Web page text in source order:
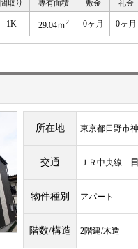
間取り 専有面積 敷金 礼金
1K 29.04ｍ2 0ヶ月 0ヶ月
所在地 東京都日野市
交通 ＪＲ中央線
物件種別 アパート
階数/構造 2階建/木造